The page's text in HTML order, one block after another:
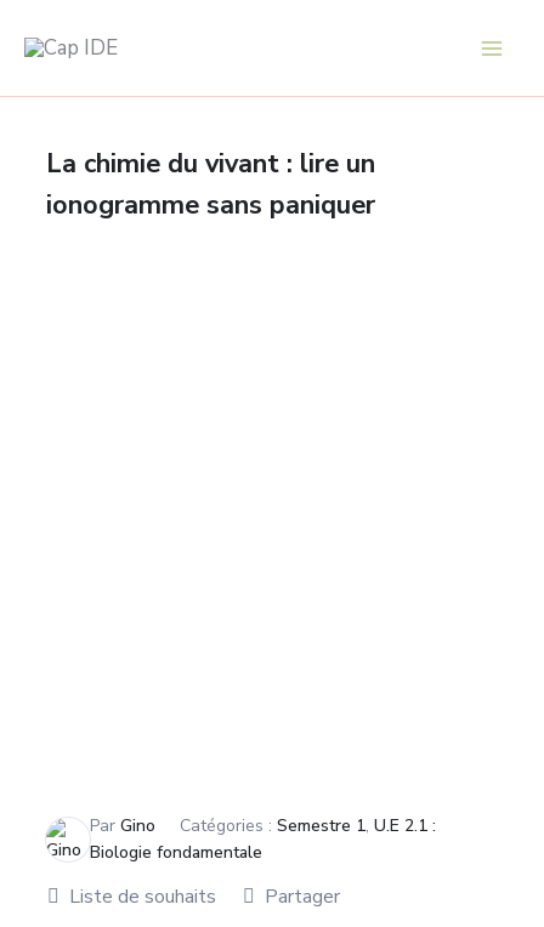
La chimie du vivant : lire un
ionogramme sans paniquer
ParGino Catégories :Semestre 1,U.E 2.1 :
Biologie fondamentale
Liste de souhaits Partager